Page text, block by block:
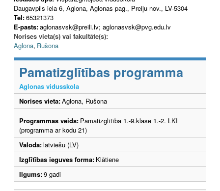
Daugavpils iela 6, Aglona, Aglonas pag., Preiļu nov., LV-5304
Tel:65321373
E-pasts:aglonasvsk@preili.lv; aglonasvsk@pvg.edu.lv
Norises vieta(s) vai fakultāte(s):
Aglona, Rušona
Pamatizglītības programma
Aglonas vidusskola
Norises vieta:Aglona, Rušona
Programmas veids: Pamatizglītība 1.-9.klase 1.-2. LKI
(programma ar kodu 21)
Valoda:latviešu (LV)
Izglītības ieguves forma: Klātiene
Ilgums:9 gadi